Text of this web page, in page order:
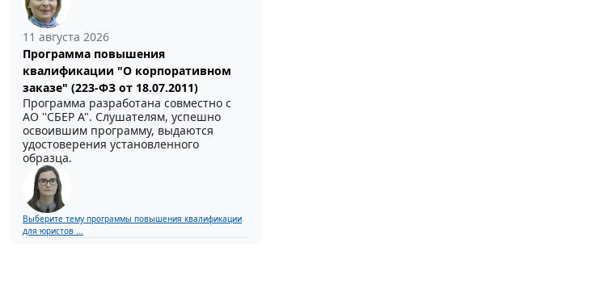
11 августа 2026
Программа повышения
квалификации "О корпоративном
заказе" (223-ФЗ от 18.07.2011)
Программа разработана совместно с
АО ''СБЕР А". Слушателям, успешно
освоившим программу, выдаются
удостоверения установленного
образца.
Выберите тему программы повышения квалификации
для юристов ...